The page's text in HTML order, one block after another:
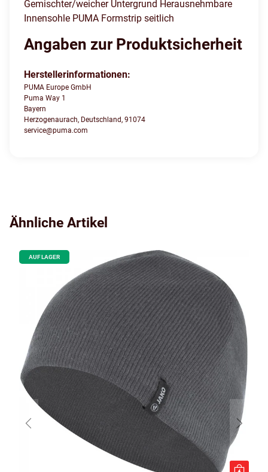
Gemischter/weicher Untergrund Herausnehmbare
Innensohle PUMA Formstrip seitlich
Angaben zur Produktsicherheit
Herstellerinformationen:
PUMA Europe GmbH
Puma Way 1
Bayern
Herzogenaurach, Deutschland, 91074
service@puma.com
Ähnliche Artikel
AUF LAGER